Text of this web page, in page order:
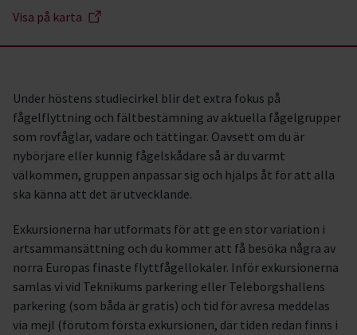
Visa på karta
Under höstens studiecirkel blir det extra fokus på
fågelflyttning och fältbestämning av aktuella fågelgrupper
som rovfåglar, vadare och tättingar. Oavsett om du är
nybörjare eller kunnig fågelskådare så är du varmt
välkommen, gruppen anpassar sig och hjälps åt för att alla
ska känna att det är utvecklande.
Exkursionerna har utformats för att ge en stor variation i
artsammansättning och du kommer att få besöka några av
norra Europas finaste flyttfågellokaler. Inför exkursionerna
samlas vi vid Teknikums parkering eller Teleborgshallens
parkering (som båda är gratis) och tid för avresa meddelas
via mejl (förutom första exkursionen, där tiden redan finns i